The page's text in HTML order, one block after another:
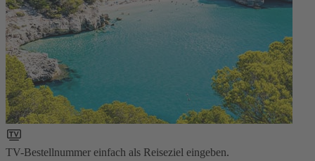
TV-Bestellnummer einfach als Reiseziel eingeben.